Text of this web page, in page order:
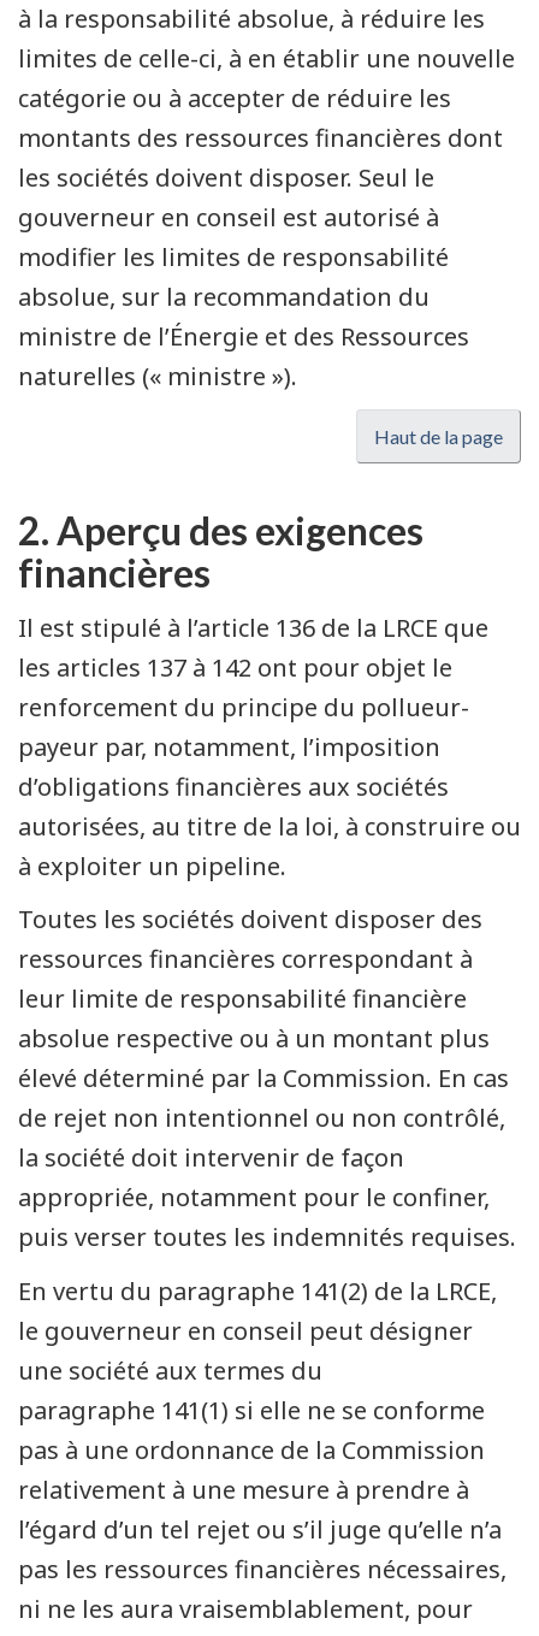
à la responsabilité absolue, à réduire les
limites de celle-ci, à en établir une nouvelle
catégorie ou à accepter de réduire les
montants des ressources financières dont
les sociétés doivent disposer. Seul le
gouverneur en conseil est autorisé à
modifier les limites de responsabilité
absolue, sur la recommandation du
ministre de l’Énergie et des Ressources
naturelles (« ministre »).
Haut de la page
2. Aperçu des exigences
financières
Il est stipulé à l’article 136 de la LRCE que
les articles 137 à 142 ont pour objet le
renforcement du principe du pollueur-
payeur par, notamment, l’imposition
d’obligations financières aux sociétés
autorisées, au titre de la loi, à construire ou
à exploiter un pipeline.
Toutes les sociétés doivent disposer des
ressources financières correspondant à
leur limite de responsabilité financière
absolue respective ou à un montant plus
élevé déterminé par la Commission. En cas
de rejet non intentionnel ou non contrôlé,
la société doit intervenir de façon
appropriée, notamment pour le confiner,
puis verser toutes les indemnités requises.
En vertu du paragraphe 141(2) de la LRCE,
le gouverneur en conseil peut désigner
une société aux termes du
paragraphe 141(1) si elle ne se conforme
pas à une ordonnance de la Commission
relativement à une mesure à prendre à
l’égard d’un tel rejet ou s’il juge qu’elle n’a
pas les ressources financières nécessaires,
ni ne les aura vraisemblablement, pour